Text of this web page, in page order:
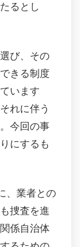
るとし
び、その
きる制度
います
れに伴う
今回の事
にするも
、業者との
捜査を進
係自治体